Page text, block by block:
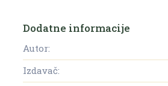
Dodatne informacije
Autor:
Izdavač: